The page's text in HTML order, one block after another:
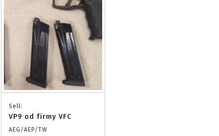
Sell:
VP9 od firmy VFC
AEG/AEP/TW